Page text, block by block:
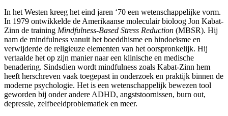
In het Westen kreeg het eind jaren ‘70 een wetenschappelijke vorm.
In 1979 ontwikkelde de Amerikaanse moleculair bioloog Jon Kabat-
Zinn de training Mindfulness-Based Stress Reduction (MBSR). Hij
nam de mindfulness vanuit het boeddhisme en hindoeïsme en
verwijderde de religieuze elementen van het oorspronkelijk. Hij
vertaalde het op zijn manier naar een klinische en medische
benadering. Sindsdien wordt mindfulness zoals Kabat-Zinn hem
heeft herschreven vaak toegepast in onderzoek en praktijk binnen de
moderne psychologie. Het is een wetenschappelijk bewezen tool
geworden bij onder andere ADHD, angststoornissen, burn out,
depressie, zelfbeeldproblematiek en meer.